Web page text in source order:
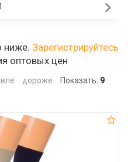
ниже. Зарегистрируйтесь
оптовых цен
дороже Показать: 9